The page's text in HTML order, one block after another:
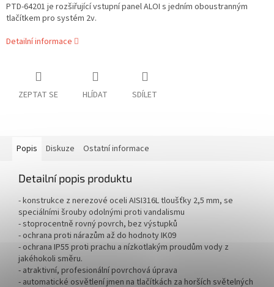
PTD-64201 je rozšiřující vstupní panel ALOI s jedním oboustranným
tlačítkem pro systém 2v.
Detailní informace
ZEPTAT SE HLÍDAT SDÍLET
Popis Diskuze Ostatní informace
Detailní popis produktu
- konstrukce z nerezové oceli AISI316L tloušťky 2,5 mm, se
speciálními šrouby odolnými proti vandalismu
- stoprocentně rovný povrch, bez výstupků
- ochrana proti nárazům až do hodnoty IK09
- ochrana IP55 proti prachu a nízkotlakým proudům vody z
jakéhokoli směru.
- atraktivní, profesionální povrchová úprava
- automatické osvětlení jmen na tlačítkách za horších světelných